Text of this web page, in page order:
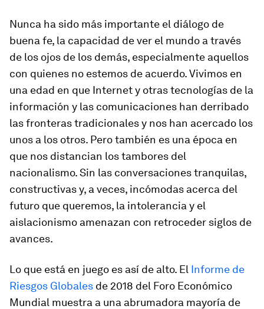
Nunca ha sido más importante el diálogo de
buena fe, la capacidad de ver el mundo a través
de los ojos de los demás, especialmente aquellos
con quienes no estemos de acuerdo. Vivimos en
una edad en que Internet y otras tecnologías de la
información y las comunicaciones han derribado
las fronteras tradicionales y nos han acercado los
unos a los otros. Pero también es una época en
que nos distancian los tambores del
nacionalismo. Sin las conversaciones tranquilas,
constructivas y, a veces, incómodas acerca del
futuro que queremos, la intolerancia y el
aislacionismo amenazan con retroceder siglos de
avances.
Lo que está en juego es así de alto. El Informe de
Riesgos Globales de 2018 del Foro Económico
Mundial muestra a una abrumadora mayoría de